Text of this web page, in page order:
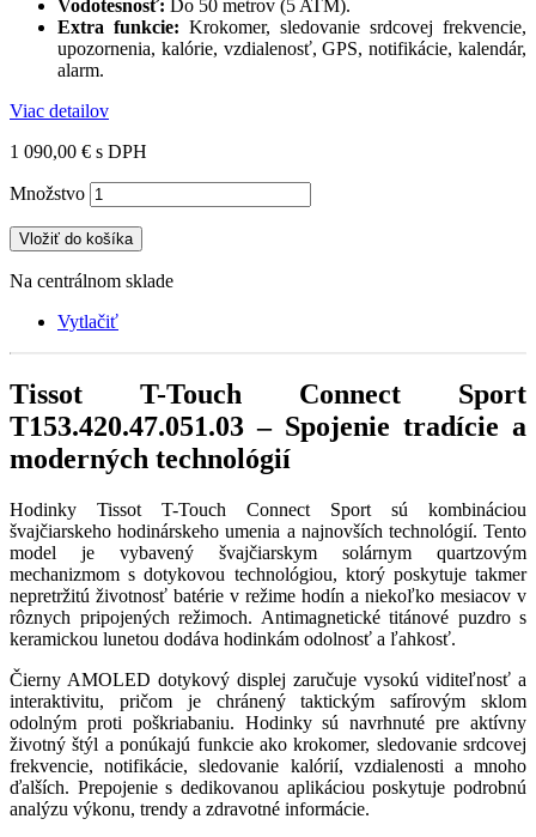
Vodotesnosť: Do 50 metrov (5 ATM).
Extra funkcie: Krokomer, sledovanie srdcovej frekvencie,
upozornenia, kalórie, vzdialenosť, GPS, notifikácie, kalendár,
alarm.
Viac detailov
1 090,00 € s DPH
Množstvo
Vložiť do košíka
Na centrálnom sklade
Vytlačiť
Tissot T-Touch Connect Sport
T153.420.47.051.03 – Spojenie tradície a
moderných technológií
Hodinky Tissot T-Touch Connect Sport sú kombináciou
švajčiarskeho hodinárskeho umenia a najnovších technológií. Tento
model je vybavený švajčiarskym solárnym quartzovým
mechanizmom s dotykovou technológiou, ktorý poskytuje takmer
nepretržitú životnosť batérie v režime hodín a niekoľko mesiacov v
rôznych pripojených režimoch. Antimagnetické titánové puzdro s
keramickou lunetou dodáva hodinkám odolnosť a ľahkosť.
Čierny AMOLED dotykový displej zaručuje vysokú viditeľnosť a
interaktivitu, pričom je chránený taktickým safírovým sklom
odolným proti poškriabaniu. Hodinky sú navrhnuté pre aktívny
životný štýl a ponúkajú funkcie ako krokomer, sledovanie srdcovej
frekvencie, notifikácie, sledovanie kalórií, vzdialenosti a mnoho
ďalších. Prepojenie s dedikovanou aplikáciou poskytuje podrobnú
analýzu výkonu, trendy a zdravotné informácie.